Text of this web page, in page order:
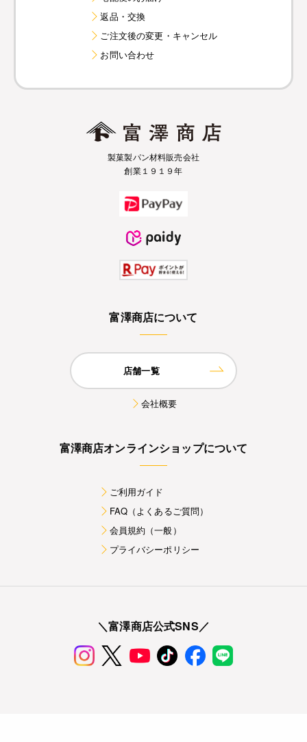
返品・交換
ご注文後の変更・キャンセル
お問い合わせ
製菓製パン材料販売会社
創業１９１９年
富澤商店について
店舗一覧
会社概要
富澤商店オンラインショップについて
ご利用ガイド
FAQ（よくあるご質問）
会員規約（一般）
プライバシーポリシー
＼富澤商店公式SNS／